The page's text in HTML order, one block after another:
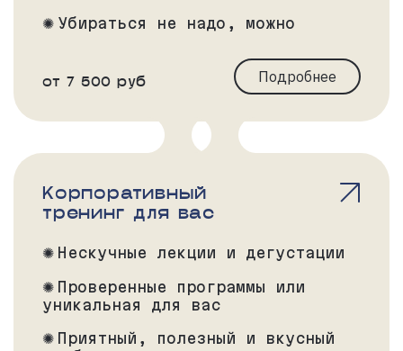
Убираться не надо, можно
от 7 500 руб Подробнее
Корпоративный
тренинг для вас
Нескучные лекции и дегустации
Проверенные программы или
уникальная для вас
Приятный, полезный и вкусный